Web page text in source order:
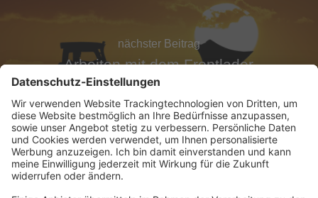
nächster Beitrag
Arbeiten mit dem Frontlader